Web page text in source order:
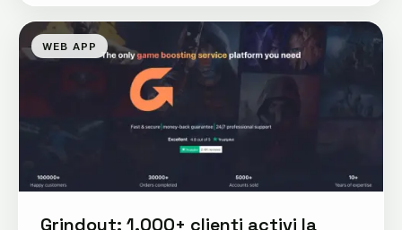
WEB APP
Grindout: 1.000+ clienți activi la